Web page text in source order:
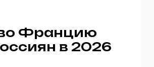
Францию
в 2026